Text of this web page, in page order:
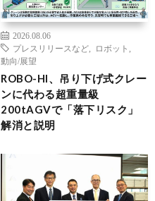
2026.08.06
プレスリリースなど
ロボット
動向/展望
ROBO-HI、吊り下げ式クレー
ンに代わる超重量級
200tAGVで「落下リスク」
解消と説明